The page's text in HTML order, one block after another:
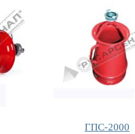
ГПС-2000